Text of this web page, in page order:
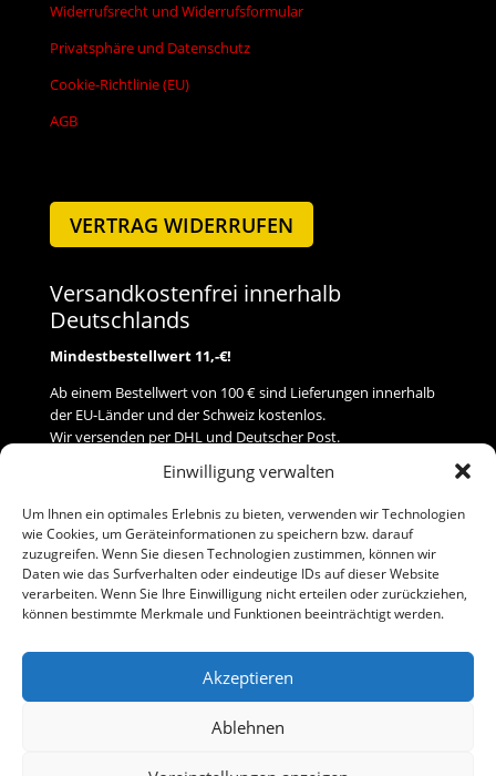
Einwilligung verwalten
Um Ihnen ein optimales Erlebnis zu bieten, verwenden wir Technologien
wie Cookies, um Geräteinformationen zu speichern bzw. darauf
zuzugreifen. Wenn Sie diesen Technologien zustimmen, können wir
Daten wie das Surfverhalten oder eindeutige IDs auf dieser Website
verarbeiten. Wenn Sie Ihre Einwilligung nicht erteilen oder zurückziehen,
können bestimmte Merkmale und Funktionen beeinträchtigt werden.
Akzeptieren
Ablehnen
Widerrufsrecht und Widerrufsformular
Privatsphäre und Datenschutz
Cookie-Richtlinie (EU)
AGB
VERTRAG WIDERRUFEN
Versandkostenfrei innerhalb
Deutschlands
Mindestbestellwert 11,-€!
Ab einem Bestellwert von 100 € sind Lieferungen innerhalb
der EU-Länder und der Schweiz kostenlos.
Wir versenden per DHL und Deutscher Post.
Versand
Zahlung
Baumann Modellspielwaren
Telefon (0 91 61) 33 84